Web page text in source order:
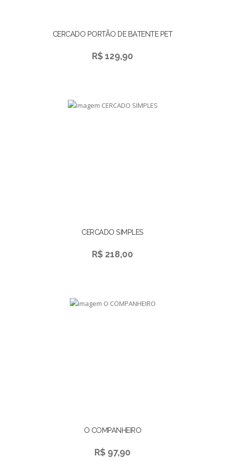
CERCADO PORTÃO DE BATENTE PET
R$ 129,90
CERCADO SIMPLES
R$ 218,00
O COMPANHEIRO
R$ 97,90